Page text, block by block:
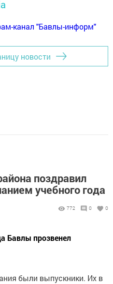
канал "Бавлы-информ"
новости
поздравил
учебного года
772 0 0
Бавлы прозвенел
были выпускники. Их в